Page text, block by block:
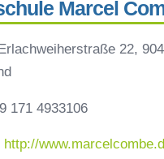
Marcel
Erlachweiherstraße 22,
171 4933106
http://